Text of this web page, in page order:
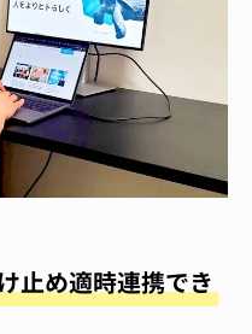
止め適時連携でき